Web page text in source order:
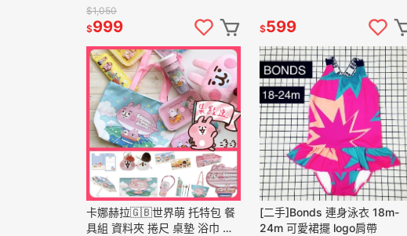
充電
$1,050
$999 $599
卡娜赫拉🇬🇧世界萌 托特包 餐
具組 資料夾 捲尺 桌墊 浴巾 大
[二手]Bonds 連身泳衣 18m-
24m 可愛裙擺 logo肩帶